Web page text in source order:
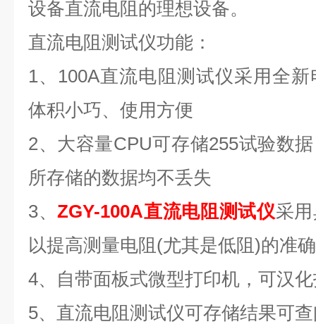
设备直流电阻的理想设备。
直流电阻测试仪功能：
1、100A直流电阻测试仪采用全
体积小巧、使用方便
2、大容量CPU可存储255试验数
所存储的数据均不丢失
3、ZGY-100A直流电阻测试仪采
以提高测量电阻(尤其是低阻)的准
4、自带面板式微型打印机，可汉
5、直流电阻测试仪可存储结果可